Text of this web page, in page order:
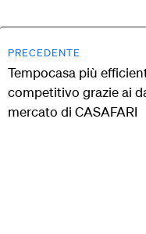
PRECEDENTE
Tempocasa più
competitivo grazie ai
mercato di CASAFARI